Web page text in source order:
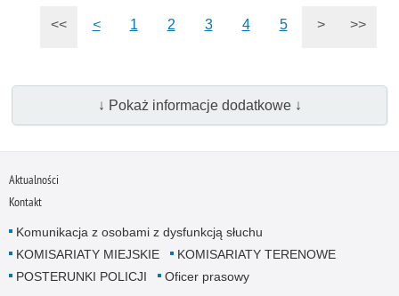
<< < 1 2 3 4 5 > >>
↓ Pokaż informacje dodatkowe ↓
Aktualności
Kontakt
Komunikacja z osobami z dysfunkcją słuchu
KOMISARIATY MIEJSKIE
KOMISARIATY TERENOWE
POSTERUNKI POLICJI
Oficer prasowy